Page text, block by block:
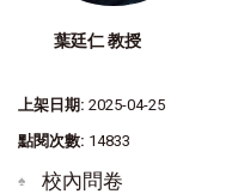
葉廷仁 教授
上架日期: 2025-04-25
點閱次數: 14833
校內問卷